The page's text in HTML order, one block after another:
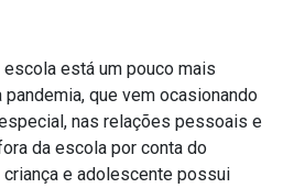
está um pouco mais
que vem ocasionando
nas relações pessoais e
da escola por conta do
e adolescente possui